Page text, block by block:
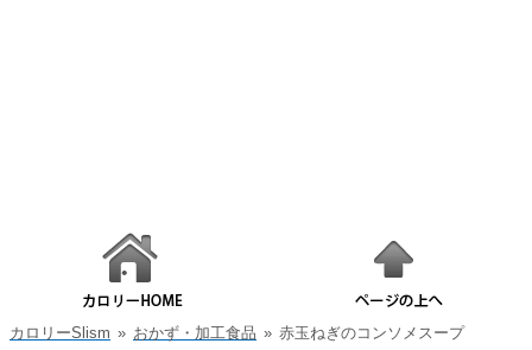
カロリーSlism » おかず・加工食品 » 赤玉ねぎのコンソメスープ